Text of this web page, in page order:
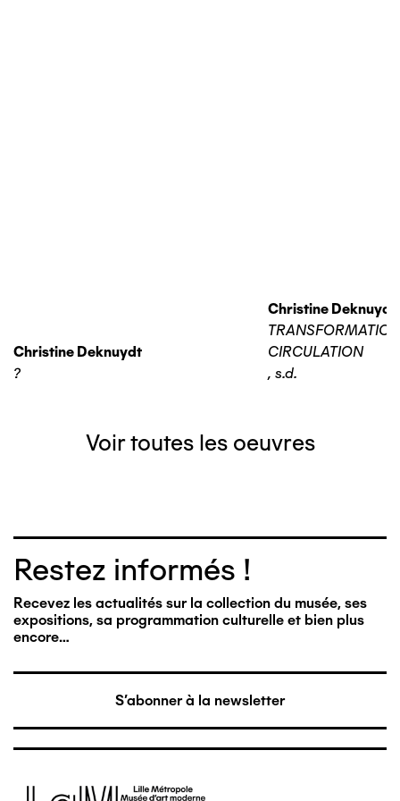
Christine Deknuydt
?
Christine Deknuydt
TRANSFORMATION
CIRCULATION
, s.d.
Voir toutes les oeuvres
Restez informés !
Recevez les actualités sur la collection du musée, ses
expositions, sa programmation culturelle et bien plus
encore…
S'abonner à la newsletter
Image